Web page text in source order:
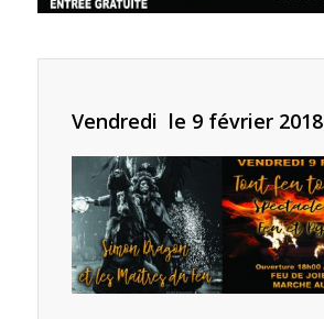
Vendredi le 9 février 2018